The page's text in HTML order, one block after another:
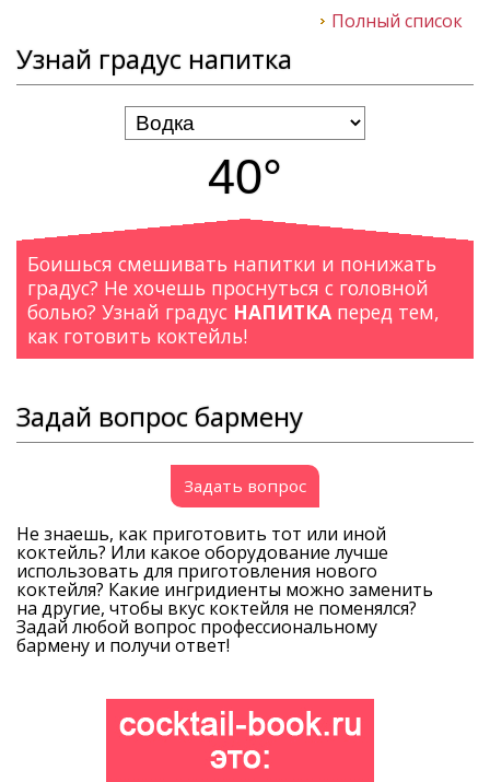
Полный список
Узнай градус напитка
40°
Боишься смешивать напитки и понижать
градус? Не хочешь проснуться с головной
болью? Узнай градус НАПИТКА перед тем,
как готовить коктейль!
Задай вопрос бармену
Задать вопрос
Не знаешь, как приготовить тот или иной
коктейль? Или какое оборудование лучше
использовать для приготовления нового
коктейля? Какие ингридиенты можно заменить
на другие, чтобы вкус коктейля не поменялся?
Задай любой вопрос профессиональному
бармену и получи ответ!